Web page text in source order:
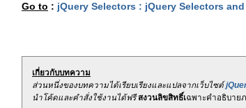
Go to : jQuery Selectors : jQuery Selectors
เกี่ยวกับบทความ
ส่วนหนึ่งของบทความได้เรียบเรียงและแปลจากเว็บไซต์
นำโค้ดและคำสั่งใช้งานได้ฟรีสงวนลิขสิทธิ์เฉพาะคำอธิบาย